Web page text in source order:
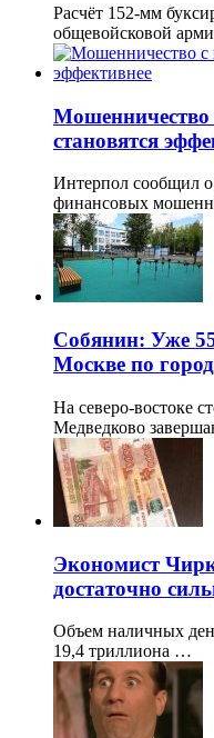
Расчёт 152-мм
общевойсковой
Мошенничество
становятся
Интерпол сообщил о
финансовых
Собянин: Уже
Москве по
На северо-востоке
Медведково
Экономист
достаточно
Объем наличных
19,4 триллиона …